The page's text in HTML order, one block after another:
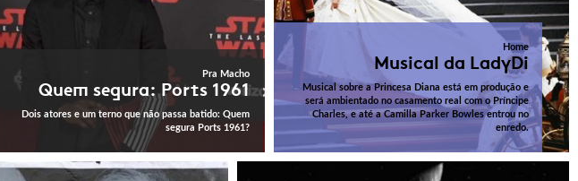
Pra Macho
Quem segura: Ports 1961
Dois atores e um terno que não passa batido: Quem
segura Ports 1961?
Home
Musical da LadyDi
Musical sobre a Princesa Diana está em produção e
será ambientado no casamento real com o Príncipe
Charles, e até a Camilla Parker Bowles entrou no
enredo.